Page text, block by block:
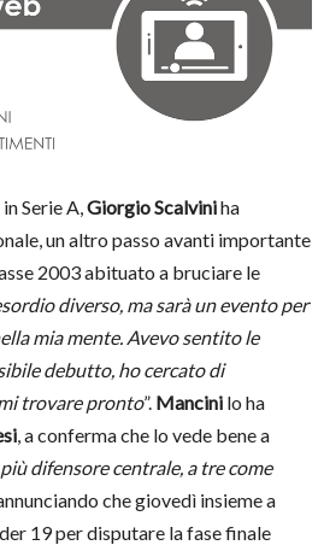
Serie A,Giorgio Scalviniha
un altro passo avanti importante
2003 abituato a bruciare le
diverso, ma sarà un evento per
mia mente. Avevo sentito le
debutto, ho cercato di
trovare pronto”. Mancini lo ha
, a conferma che lo vede bene a
difensore centrale, a tre come
che giovedì insieme a
19 per disputare la fase finale